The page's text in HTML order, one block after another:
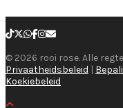
© 2026 rooi rose. Alle
Privaatheidsbeleid |
Koekiebeleid